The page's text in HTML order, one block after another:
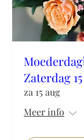
Zaterdag
za 15 aug
Meer info